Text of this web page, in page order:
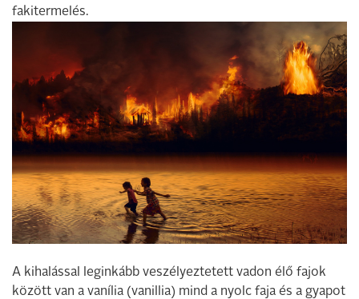
fakitermelés.
A kihalással leginkább veszélyeztetett vadon élő fajok
között van a vanília (vanillia) mind a nyolc faja és a gyapot